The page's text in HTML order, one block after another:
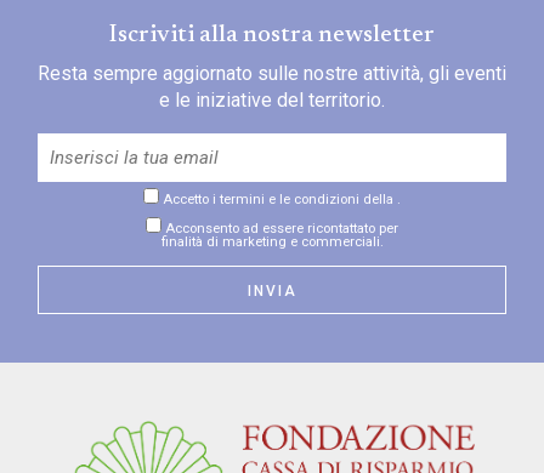
Iscriviti alla nostra newsletter
Resta sempre aggiornato sulle nostre attività, gli eventi
e le iniziative del territorio.
Accetto i termini e le condizioni della
Acconsento ad essere ricontattato per
finalità di marketing e commerciali.